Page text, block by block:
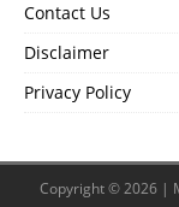
Contact Us
Disclaimer
Privacy Policy
Copyright © 2026 |